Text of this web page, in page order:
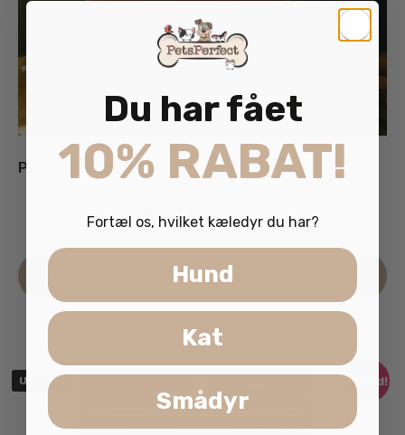
PetsPerfect Årets Julegave 2027
219.00kr.inkl. moms
Læs mere
Tilbud!
Udsolgt
Du har fået
10% RABAT!
Fortæl os, hvilket kæledyr du har?
Hund
Kat
Smådyr